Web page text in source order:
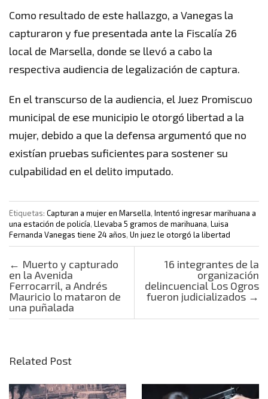
Como resultado de este hallazgo, a Vanegas la
capturaron y fue presentada ante la Fiscalía 26
local de Marsella, donde se llevó a cabo la
respectiva audiencia de legalización de captura.
En el transcurso de la audiencia, el Juez Promiscuo
municipal de ese municipio le otorgó libertad a la
mujer, debido a que la defensa argumentó que no
existían pruebas suficientes para sostener su
culpabilidad en el delito imputado.
Etiquetas: Capturan a mujer en Marsella, Intentó ingresar marihuana a
una estación de policía, Llevaba 5 gramos de marihuana, Luisa
Fernanda Vanegas tiene 24 años, Un juez le otorgó la libertad
Post navigation
← Muerto y capturado
en la Avenida
Ferrocarril, a Andrés
Mauricio lo mataron de
una puñalada
16 integrantes de la
organización
delincuencial Los Ogros
fueron judicializados →
Related Post